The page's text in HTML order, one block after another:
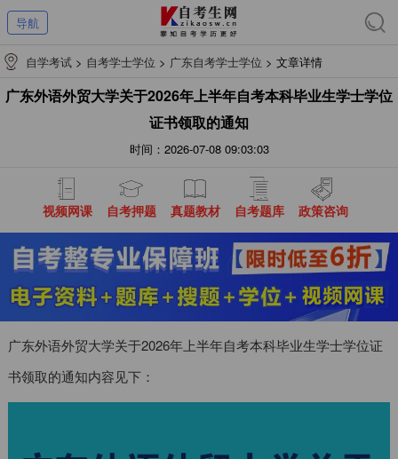
导航
自学考试 > 自考学士学位 > 广东自考学士学位 > 文章详情
广东外语外贸大学关于2026年上半年自考本科毕业生学士学位
证书领取的通知
时间：2026-07-08 09:03:03
视频网课 自考押题 真题教材 自考题库 政策咨询
广东外语外贸大学关于2026年上半年自考本科毕业生学士学位证
书领取的通知内容见下：